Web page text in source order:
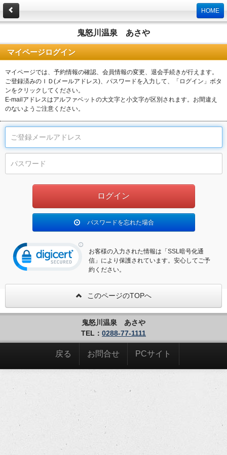
HOME
鬼怒川温泉 あさや
マイページログイン
マイページでは、予約情報の確認、会員情報の変更、退会手続きが行えます。
ご登録済みのＩＤ(メールアドレス)、パスワードを入力して、「ログイン」ボタ
ンをクリックしてください。
E-mailアドレスはアルファベットの大文字と小文字が区別されます。お間違え
のないようご注意ください。
パスワードを忘れた場合
お客様の入力された情報は「SSL暗号化通
信」により保護されています。安心してご予
約ください。
このページのTOPへ
鬼怒川温泉 あさや
TEL： 0288-77-1111
戻る お問合せ PCサイト